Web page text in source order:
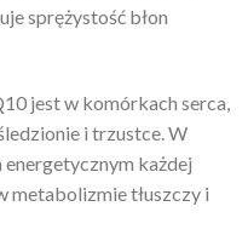
sprężystość błon
jest w komórkach serca,
i trzustce. W
każdej
metabolizmie tłuszczy i